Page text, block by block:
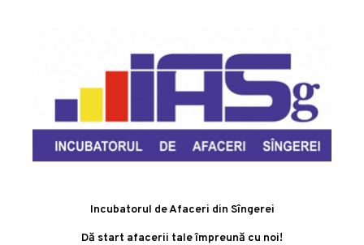
Incubatorul de Afaceri din Sîngerei
Dă start afacerii tale împreună cu noi!